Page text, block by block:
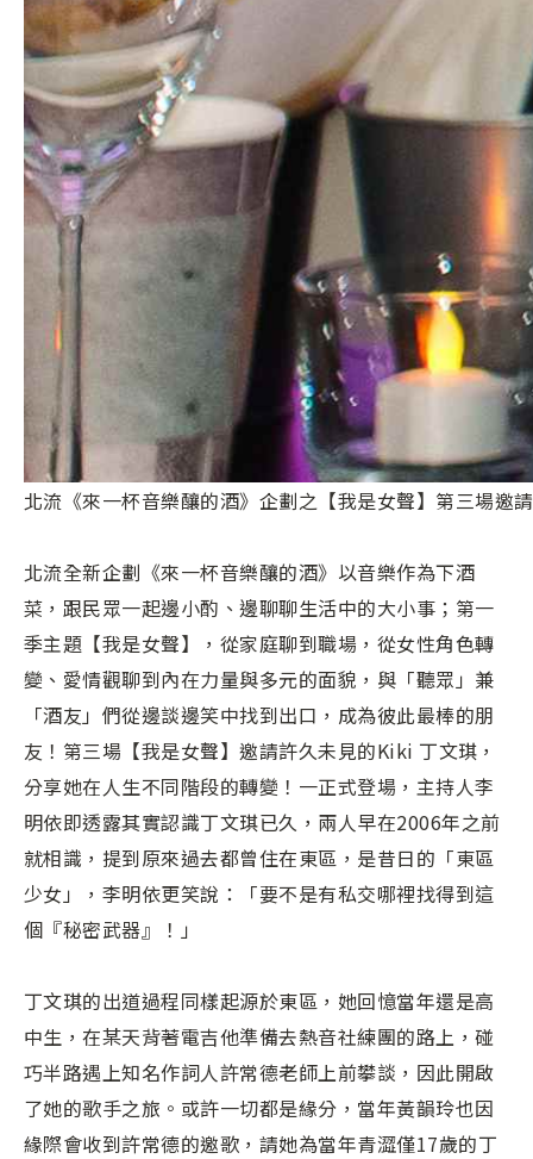
北流《來一杯音樂釀的酒》企劃之【我是女聲】第三場
北流全新企劃《來一杯音樂釀的酒》以音樂作為下酒
菜，跟民眾一起邊小酌、邊聊聊生活中的大小事；第一
季主題【我是女聲】，從家庭聊到職場，從女性角色轉
變、愛情觀聊到內在力量與多元的面貌，與「聽眾」兼
「酒友」們從邊談邊笑中找到出口，成為彼此最棒的朋
友！第三場【我是女聲】邀請許久未見的Kiki 丁文琪，
分享她在人生不同階段的轉變！一正式登場，主持人李
明依即透露其實認識丁文琪已久，兩人早在2006年之前
就相識，提到原來過去都曾住在東區，是昔日的「東區
少女」，李明依更笑說：「要不是有私交哪裡找得到這
個『秘密武器』！」
丁文琪的出道過程同樣起源於東區，她回憶當年還是高
中生，在某天背著電吉他準備去熱音社練團的路上，碰
巧半路遇上知名作詞人許常德老師上前攀談，因此開啟
了她的歌手之旅。或許一切都是緣分，當年黃韻玲也因
緣際會收到許常德的邀歌，請她為當年青澀僅17歲的丁